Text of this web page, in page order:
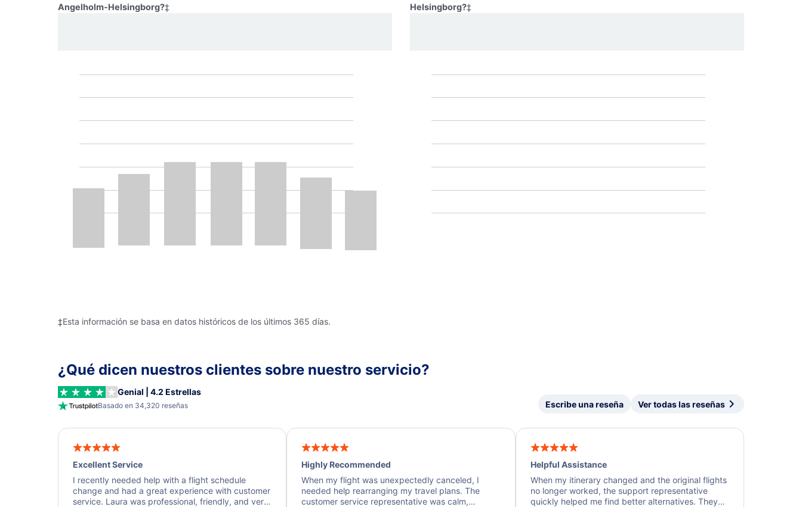
Angelholm-Helsingborg?‡
Helsingborg?‡
‡Esta información se basa en datos históricos de los últimos 365 días.
¿Qué dicen nuestros clientes sobre nuestro servicio?
Genial | 4.2 Estrellas
Basado en 34,320 reseñas Escribe una reseña Ver todas las reseñas
Excellent Service
I recently needed help with a flight schedule
change and had a great experience with customer
service. Laura was professional, friendly, and very
Highly Recommended
When my flight was unexpectedly canceled, I
needed help rearranging my travel plans. The
customer service representative was calm,
Helpful Assistance
When my itinerary changed and the original flights
no longer worked, the support representative
quickly helped me find better alternatives. They